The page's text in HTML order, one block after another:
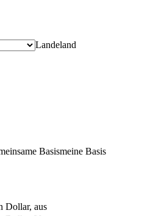
Landeland
Basismeine Basis
Dollar, aus